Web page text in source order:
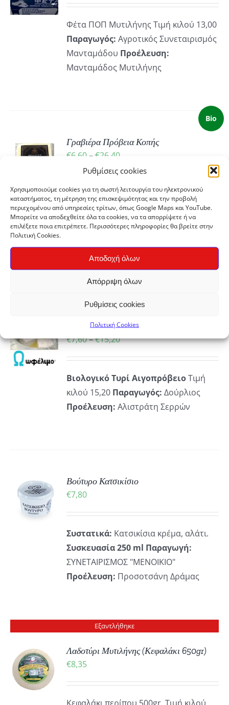
Ρυθμίσεις cookies
Χρησιμοποιούμε cookies για τη σωστή λειτουργία του ηλεκτρονικού
καταστήματος, τη μέτρηση της επισκεψιμότητας και την προβολή
περιεχομένου από υπηρεσίες τρίτων, όπως Google Maps και YouTube.
Μπορείτε να αποδεχθείτε όλα τα cookies, να τα απορρίψετε ή να
επιλέξετε ποια επιτρέπετε. Περισσότερες πληροφορίες θα βρείτε στην
Πολιτική Cookies.
Αποδοχή όλων
Απόρριψη όλων
Ρυθμίσεις cookies
Πολιτική Cookies
through
€13,00
Φέτα ΠΟΠ Μυτιλήνης Τιμή κιλού 13,00
Παραγωγός: Αγροτικός Συνεταιρισμός
Μανταμάδου Προέλευση:
Μανταμάδος Μυτιλήνης
Bio
Γραβιέρα Πρόβεια Κοπής
€6,60–€26,40Price
range:
through
€26,40
100% Ελληνικό παστεριωμένο
πρόβειο γάλαΤιμή κιλού 26,60€
Παραγωγή:ΣΥΝΕΤΑΙΡΙΣΜΟΣ
Δράμας
Τυρί Αιγοπρόβειο “ΩΦΕΛΙΜΟ”
€7,60–€15,20Price
through
€15,20
Βιολογικό Τυρί ΑιγοπρόβειοΤιμή
κιλού 15,20 Παραγωγός: Δούρλιος
Προέλευση: Αλιστράτη Σερρών
Βούτυρο Κατσικίσιο
€7,80
Συστατικά: Κατσικίσια κρέμα, αλάτι.
Συσκευασία 250 ml Παραγωγή:
ΣΥΝΕΤΑΙΡΙΣΜΟΣ "ΜΕΝΟΙΚΙΟ"
Προέλευση: Προσοτσάνη Δράμας
Εξαντλήθηκε
Λαδοτύρι Μυτιλήνης (Κεφαλάκι 650gr)
€8,35